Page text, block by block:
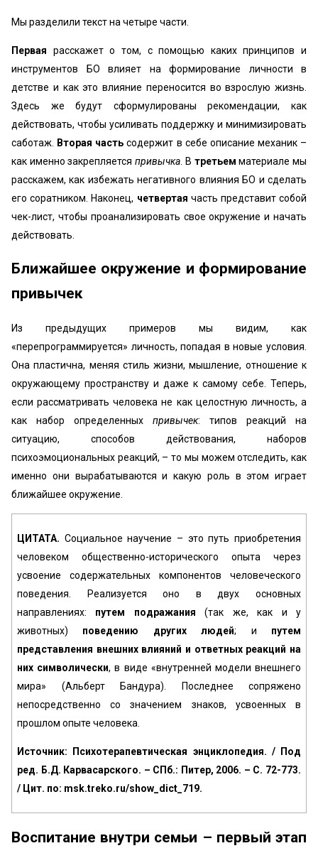
Мы разделили текст на четыре части.
Первая расскажет о том, с помощью каких принципов и
инструментов БО влияет на формирование личности в
детстве и как это влияние переносится во взрослую жизнь.
Здесь же будут сформулированы рекомендации, как
действовать, чтобы усиливать поддержку и минимизировать
саботаж.
Вторая частьсодержит в себе описание механик –
как именно закрепляетсяпривычка . В третьем материале мы
расскажем, как избежать негативного влияния БО и сделать
его соратником. Наконец, четвертая часть представит собой
чек-лист, чтобы проанализировать свое окружение и начать
действовать.
Ближайшее окружение и формирование
привычек
Из предыдущих примеров мы видим, как
«перепрограммируется» личность, попадая в новые условия.
Она пластична, меняя стиль жизни, мышление, отношение к
окружающему пространству и даже к самому себе. Теперь,
если рассматривать человека не как целостную личность, а
как набор определенных привычек: типов реакций на
ситуацию, способов действования, наборов
психоэмоциональных реакций, – то мы можем отследить, как
именно они вырабатываются и какую роль в этом играет
ближайшее окружение.
ЦИТАТА. Социальное научение – это путь приобретения
человеком общественно-исторического опыта через
усвоение содержательных компонентов человеческого
поведения. Реализуется оно в двух основных
направлениях: путем подражания (так же, как и у
животных) поведению других людей; и путем
представления внешних влияний и ответных реакций на
них символически, в виде «внутренней модели внешнего
мира» (Альберт Бандура). Последнее сопряжено
непосредственно со значением знаков, усвоенных в
прошлом опыте человека.
Источник: Психотерапевтическая энциклопедия. / Под
ред. Б.Д. Карвасарского. – СПб.: Питер, 2006. – С. 72-773.
/ Цит. по: msk.treko.ru/show_dict_719.
Воспитание внутри семьи – первый этап